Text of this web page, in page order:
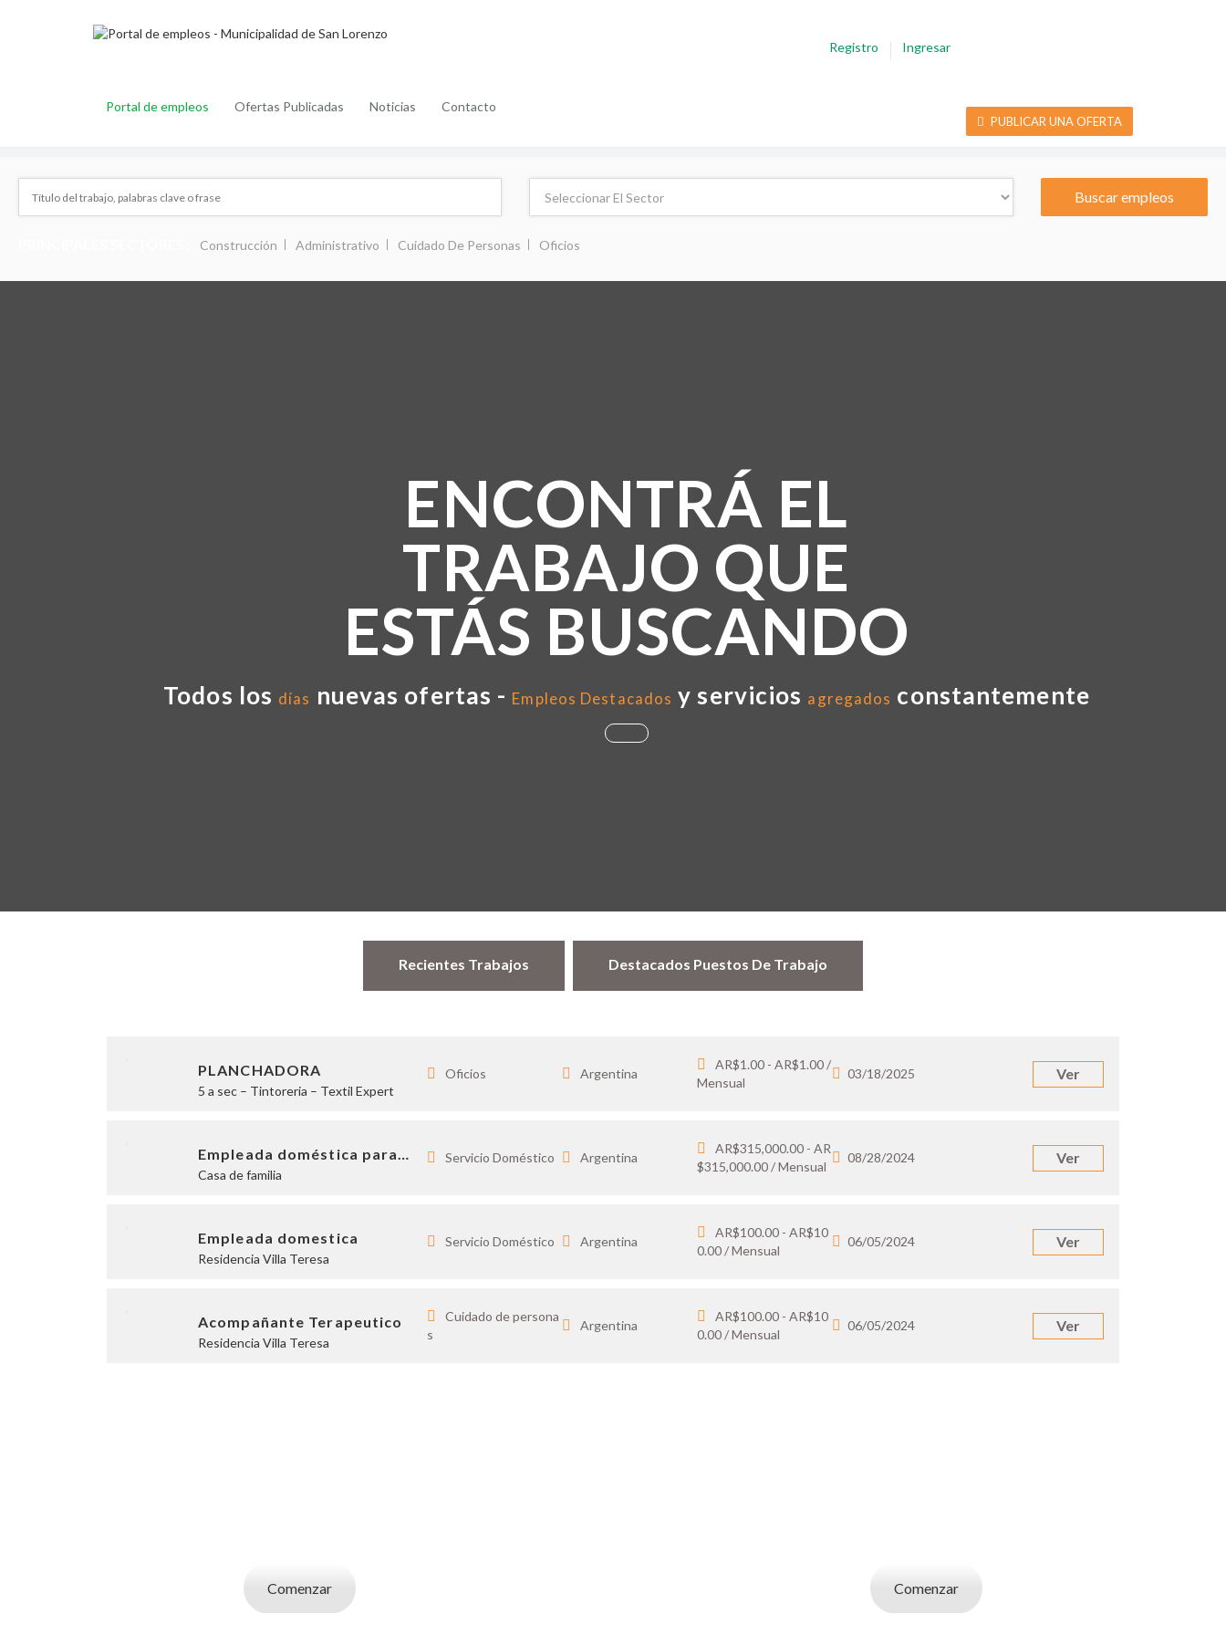
Portal de empleos Ofertas Publicadas Noticias Contacto
Registro Ingresar
PUBLICAR UNA OFERTA
Construcción Administrativo Cuidado De Personas Oficios
ENCONTRÁ EL
TRABAJO QUE
ESTÁS BUSCANDO
Todos los días nuevas ofertas - Empleos Destacados y servicios agregados constantemente
Recientes Trabajos Destacados Puestos De Trabajo
PLANCHADORA
5 a sec – Tintoreria – Textil Expert
Oficios Argentina
AR$1.00 - AR$1.00 /
Mensual
03/18/2025 Ver
Empleada doméstica para…
Casa de familia
Servicio Doméstico Argentina
AR$315,000.00 - AR
$315,000.00 / Mensual
08/28/2024 Ver
Empleada domestica
Residencia Villa Teresa
Servicio Doméstico Argentina
AR$100.00 - AR$10
0.00 / Mensual
06/05/2024 Ver
Acompañante Terapeutico
Residencia Villa Teresa
Cuidado de persona
s
Argentina
AR$100.00 - AR$10
0.00 / Mensual
06/05/2024 Ver
Comenzar Comenzar